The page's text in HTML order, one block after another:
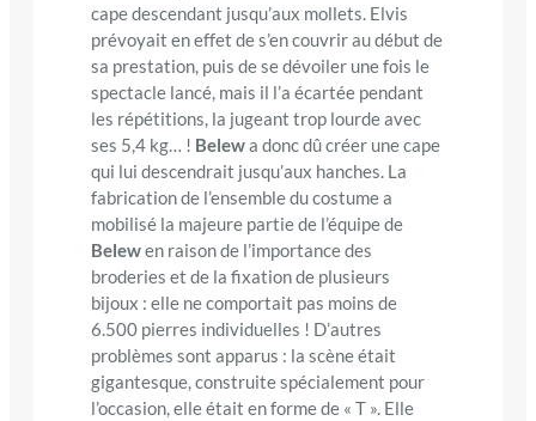
cape descendant jusqu’aux mollets. Elvis
prévoyait en effet de s’en couvrir au début de
sa prestation, puis de se dévoiler une fois le
spectacle lancé, mais il l’a écartée pendant
les répétitions, la jugeant trop lourde avec
ses 5,4 kg… ! Belewa donc dû créer une cape
qui lui descendrait jusqu’aux hanches. La
fabrication de l’ensemble du costume a
mobilisé la majeure partie de l’équipe de
Belewen raison de l’importance des
broderies et de la fixation de plusieurs
bijoux : elle ne comportait pas moins de
6.500 pierres individuelles ! D’autres
problèmes sont apparus : la scène était
gigantesque, construite spécialement pour
l’occasion, elle était en forme de « T ». Elle